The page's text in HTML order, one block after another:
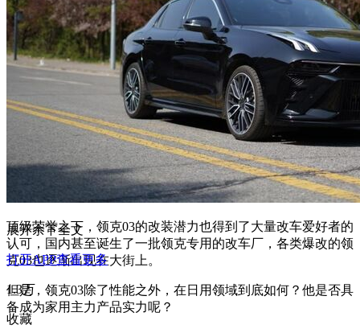
顶级荣誉之下，领克03的改装潜力也得到了大量改车爱好者的
认可，国内甚至诞生了一批领克专用的改车厂，各类爆改的领
克03也逐渐出现在大街上。
但是，领克03除了性能之外，在日用领域到底如何？他是否具
备成为家用主力产品实力呢？
展开余下全文
打开APP查看更多
1.3万
收藏